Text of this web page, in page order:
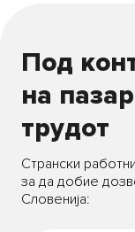
Под
на
трудот
Странски
за да добие
Словенија: